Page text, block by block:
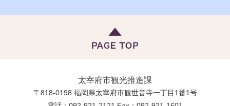
太宰府市観光推進課
〒818-0198 福岡県太宰府市観世音寺一丁目1番1号